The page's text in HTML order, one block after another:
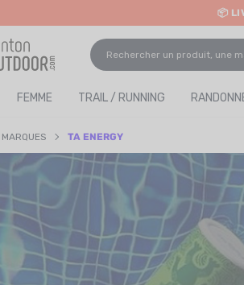
📦
✨
FEMME TRAIL / RUNNING
MARQUES TA ENERGY